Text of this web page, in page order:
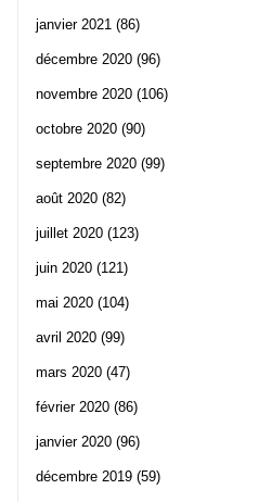
janvier 2021 (86)
décembre 2020 (96)
novembre 2020 (106)
octobre 2020 (90)
septembre 2020 (99)
août 2020 (82)
juillet 2020 (123)
juin 2020 (121)
mai 2020 (104)
avril 2020 (99)
mars 2020 (47)
février 2020 (86)
janvier 2020 (96)
décembre 2019 (59)